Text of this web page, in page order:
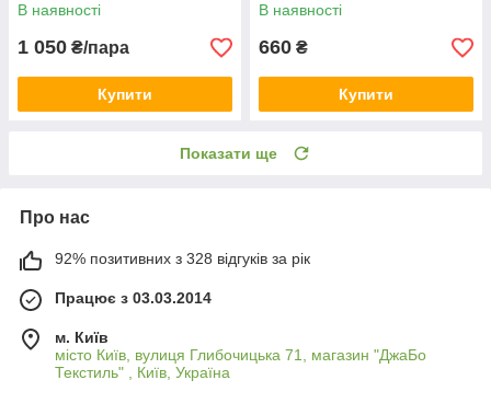
В наявності
1 050 ₴/пара
Купити
В наявності
660 ₴
Купити
Показати ще
Про нас
92% позитивних з 328 відгуків за рік
Працює з 03.03.2014
м. Київ
місто Київ, вулиця Глибочицька 71, магазин "ДжаБо
Текстиль" , Київ, Україна